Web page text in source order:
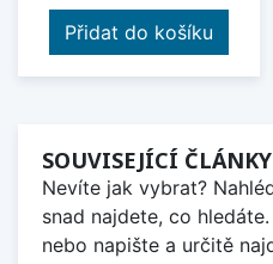
Přidat do košíku
SOUVISEJÍCÍ
Nevíte jak vybrat?
snad najdete, co
nebo napište a určitě